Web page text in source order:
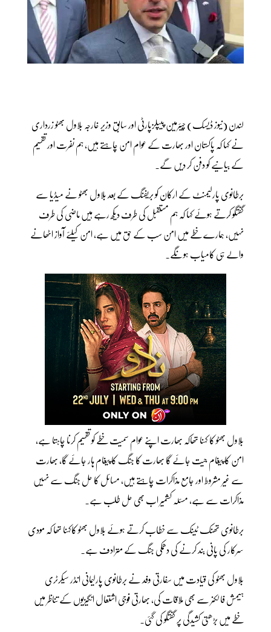
لندن (نیوز ڈیسک) چیئرمین پیپلزپارٹی اور سابق وزیر خارجہ بلاول بھٹو زرداری
نے کہا کہ پاکستان اور بھارت کے عوام امن چاہتے ہیں، ہم نفرت اور تقسیم
کے بیانیے کو دفن کر دیں گے۔
برطانوی پارلیمنٹ کے ارکان کو بریفنگ کے بعد بلاول بھٹو نے میڈیا سے
گفتگو کرتے ہوئے کہا کہ ہم مستقبل کی طرف دیکھ رہے ہیں ماضی کی طرف
نہیں، ہمارے خطے میں امن سب کے حق میں ہے، امن کیلئے آواز اٹھانے
والے ہی کامیاب ہونگے۔
بلاول بھٹو کا کہنا تھاکہ بھارت اپنے عوام سمیت خطے کو تقسیم کرنا چاہتا ہے،
امن کا پیغام جیت جائے گا بھارت کا جنگ کا پیغام ہار جائے گا، بھارت
سے غیر مشروط اور جامع مذاکرات چاہتے ہیں، مسائل کا حل جنگ سے نہیں
مذاکرات سے ہے، مسئلہ کشمیر اب بھی حل طلب ہے۔
برطانوی تھنک ٹینک سے خطاب کرتے ہوئے بلاول بھٹو کاکہنا تھا کہ مودی
سرکار کی پانی بند کرنے کی دھمکی جنگ کے مترادف ہے۔
بلاول بھٹو کی قیادت میں سفارتی وفد نے برطانوی پارلیمانی انڈر سیکرٹری
ہیمش فالکنر سے بھی ملاقات کی، بھارتی فوجی اشتعال انگیزیوں کے تناظر میں
خطے میں بڑھتی کشیدگی پر گفتگو کی گئی۔